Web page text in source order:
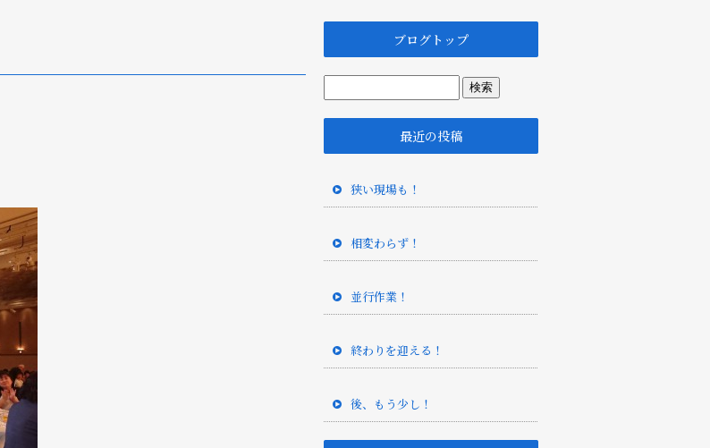
ブログトップ
最近の投稿
狭い現場も！
相変わらず！
並行作業！
終わりを迎える！
後、もう少し！